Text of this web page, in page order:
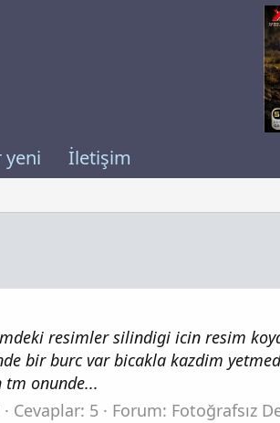
yeni İletişim
resimler silindigi icin resim
bir burc var bicakla kazdim
tm onunde...
Cevaplar: 5 Forum: Fotoğrafsız